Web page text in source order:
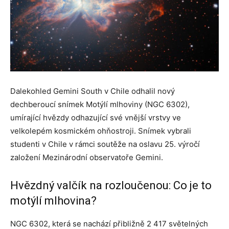
Dalekohled Gemini South v Chile odhalil nový
dechberoucí snímek Motýlí mlhoviny (NGC 6302),
umírající hvězdy odhazující své vnější vrstvy ve
velkolepém kosmickém ohňostroji. Snímek vybrali
studenti v Chile v rámci soutěže na oslavu 25. výročí
založení Mezinárodní observatoře Gemini.
Hvězdný valčík na rozloučenou: Co je to
motýlí mlhovina?
NGC 6302, která se nachází přibližně 2 417 světelných